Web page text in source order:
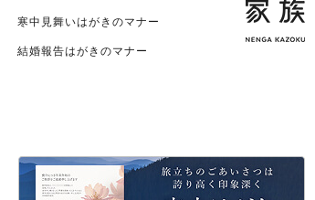
寒中見舞いはがきのマナー
結婚報告はがきのマナー